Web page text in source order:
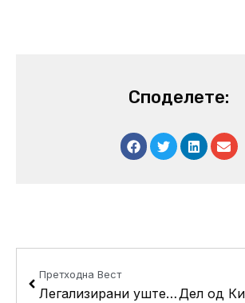
Споделете:
Претходна Вест
Легализирани уште 42 дивоградби неделава во Кисела Вода